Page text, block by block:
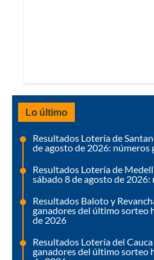
Lo último
Resultados Lotería de
de agosto de 2026: números
Resultados Lotería de
sábado 8 de agosto de
Resultados Baloto y
ganadores del último sorteo
de 2026
Resultados Lotería del
ganadores del último sorteo